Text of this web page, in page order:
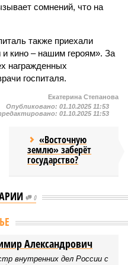
сомнений, что на
также приехали
и кино – нашим героям». За
награжденных
госпиталя.
Екатерина Степанова
Опубликовано: 01.10.2025 11:53
01.10.2025 11:53
«Восточную
землю» заберёт
государство?
0
вкладывалась в